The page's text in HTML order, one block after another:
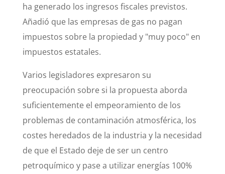
ha generado los ingresos fiscales previstos.
Añadió que las empresas de gas no pagan
impuestos sobre la propiedad y "muy poco" en
impuestos estatales.
Varios legisladores expresaron su
preocupación sobre si la propuesta aborda
suficientemente el empeoramiento de los
problemas de contaminación atmosférica, los
costes heredados de la industria y la necesidad
de que el Estado deje de ser un centro
petroquímico y pase a utilizar energías 100%